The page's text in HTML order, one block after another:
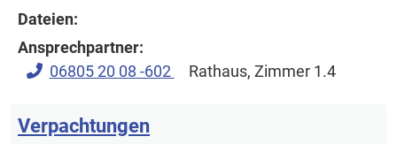
Dateien:
Ansprechpartner:
06805 20 08 -602
Rathaus, Zimmer 1.4
Verpachtungen